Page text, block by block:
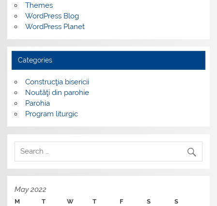
Themes
WordPress Blog
WordPress Planet
Categories
Construcţia bisericii
Noutăţi din parohie
Parohia
Program liturgic
May 2022
M T W T F S S